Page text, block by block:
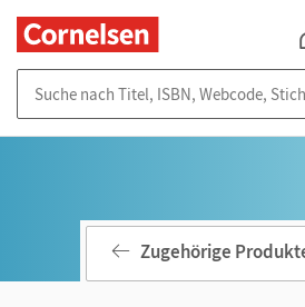
Zugehörige